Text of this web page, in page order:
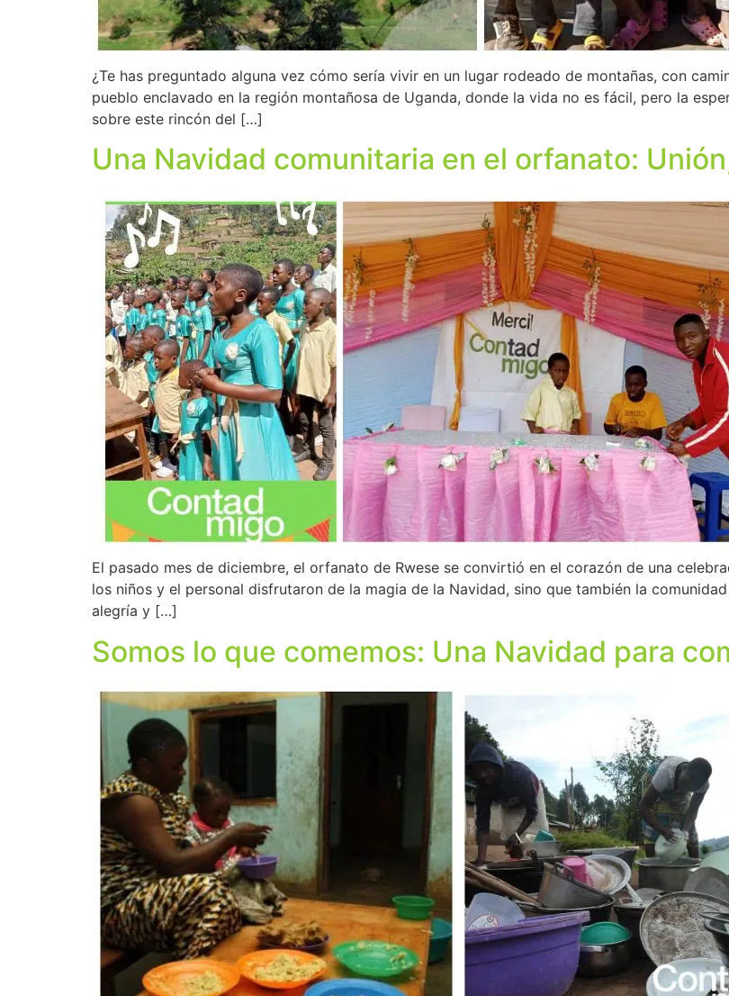
¿Te has preguntado alguna vez cómo sería vivir en un lugar rodeado de montañas, con
pueblo enclavado en la región montañosa de Uganda, donde la vida no es fácil, pero la
sobre este rincón del […]
Una Navidad comunitaria en el orfanato:
El pasado mes de diciembre, el orfanato de Rwese se convirtió en el corazón de una
los niños y el personal disfrutaron de la magia de la Navidad, sino que también la
alegría y […]
Somos lo que comemos: Una Navidad para